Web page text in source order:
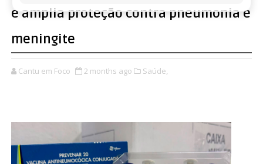
e amplia proteção contra pneumonia e
meningite
Cantu em Foco 2 months ago Saúde,